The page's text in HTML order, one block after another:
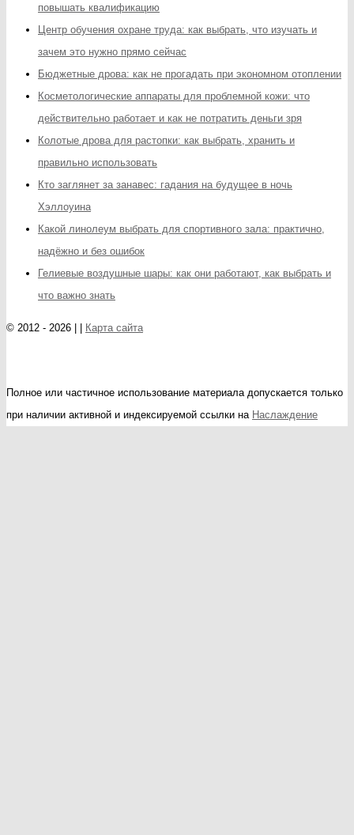
повышать квалификацию
Центр обучения охране труда: как выбрать, что изучать и
зачем это нужно прямо сейчас
Бюджетные дрова: как не прогадать при экономном отоплении
Косметологические аппараты для проблемной кожи: что
действительно работает и как не потратить деньги зря
Колотые дрова для растопки: как выбрать, хранить и
правильно использовать
Кто заглянет за занавес: гадания на будущее в ночь
Хэллоуина
Какой линолеум выбрать для спортивного зала: практично,
надёжно и без ошибок
Гелиевые воздушные шары: как они работают, как выбрать и
что важно знать
© 2012 - 2026 | | Карта сайта
Полное или частичное использование материала допускается только
при наличии активной и индексируемой ссылки на Наслаждение